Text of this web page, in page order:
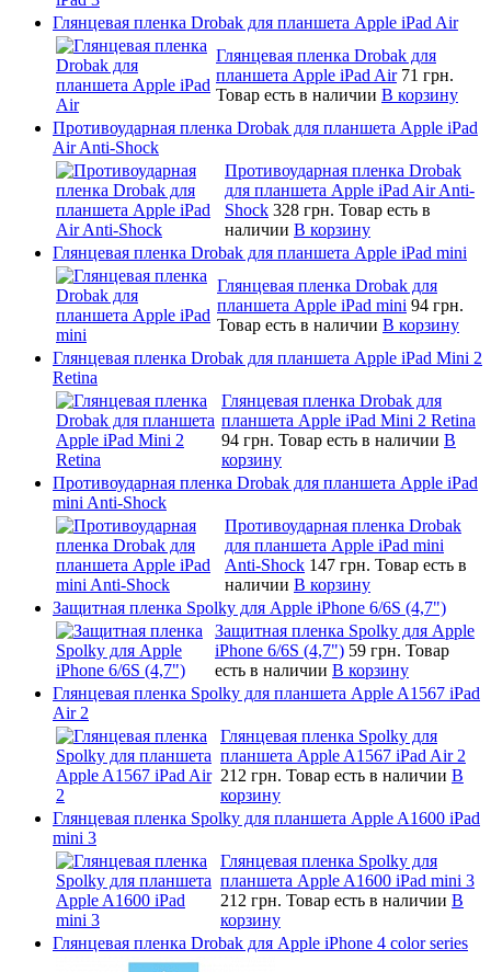
Глянцевая пленка Drobak для планшета Apple iPad Air
Глянцевая пленка Drobak для
планшета Apple iPad Air 71 грн.
Товар есть в наличии В корзину
Противоударная пленка Drobak для планшета Apple iPad
Air Anti-Shock
Противоударная пленка Drobak
для планшета Apple iPad Air Anti-
Shock 328 грн. Товар есть в
наличии В корзину
Глянцевая пленка Drobak для планшета Apple iPad mini
Глянцевая пленка Drobak для
планшета Apple iPad mini 94 грн.
Товар есть в наличии В корзину
Глянцевая пленка Drobak для планшета Apple iPad Mini 2
Retina
Глянцевая пленка Drobak для
планшета Apple iPad Mini 2 Retina
94 грн. Товар есть в наличии В
корзину
Противоударная пленка Drobak для планшета Apple iPad
mini Anti-Shock
Противоударная пленка Drobak
для планшета Apple iPad mini
Anti-Shock 147 грн. Товар есть в
наличии В корзину
Защитная пленка Spolky для Apple iPhone 6/6S (4,7")
Защитная пленка Spolky для Apple
iPhone 6/6S (4,7") 59 грн. Товар
есть в наличии В корзину
Глянцевая пленка Spolky для планшета Apple A1567 iPad
Air 2
Глянцевая пленка Spolky для
планшета Apple A1567 iPad Air 2
212 грн. Товар есть в наличии В
корзину
Глянцевая пленка Spolky для планшета Apple A1600 iPad
mini 3
Глянцевая пленка Spolky для
планшета Apple A1600 iPad mini 3
212 грн. Товар есть в наличии В
корзину
Глянцевая пленка Drobak для Apple iPhone 4 color series